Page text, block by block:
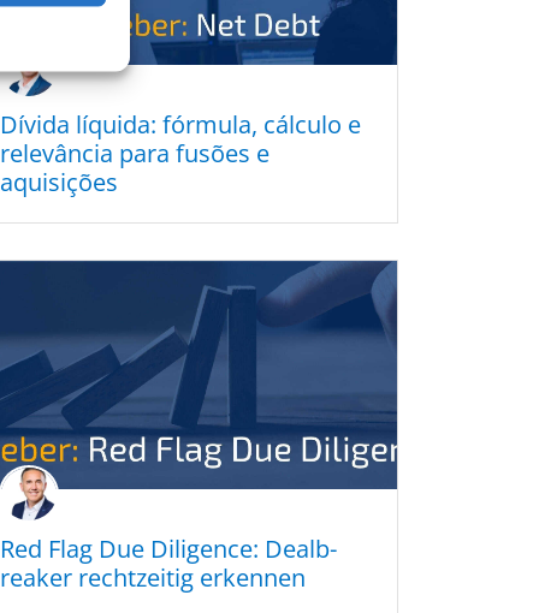
Dívida líqui­da: fórmu­la, cálcu­lo e
relevân­cia para fusões e
aquisições
Red Flag Due Diligence: Dealb­
rea­k­er recht­zei­tig erkennen